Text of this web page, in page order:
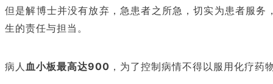
但是解博士并没有放弃，急患者之所急，切实为患者服务
生的责任与担当。
病人血小板最高达900 ，为了控制病情不得以服用化疗药